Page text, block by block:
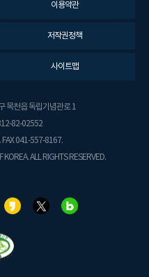
이용약관
저작권정책
사이트맵
목천읍 독립기념관로 1
82-02552
041-557-8167.
ALL RIGHTS RESERVED.